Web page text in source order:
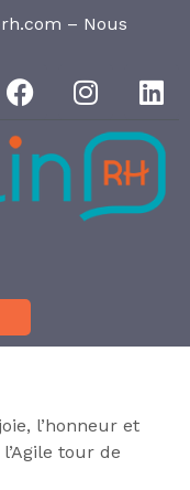
– Nous
l’honneur et
tour de